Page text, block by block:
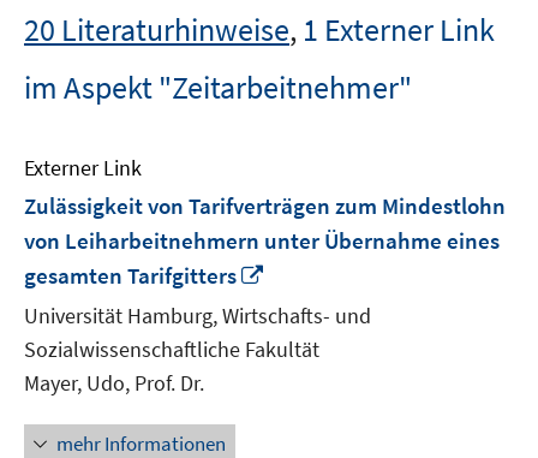
20 Literaturhinweise, 1 Externer Link
im Aspekt "Zeitarbeitnehmer"
Externer Link
Zulässigkeit von Tarifverträgen zum Mindestlohn
von Leiharbeitnehmern unter Übernahme eines
gesamten Tarifgitters
neuem
Fenster
öffnen
Universität Hamburg, Wirtschafts- und
Sozialwissenschaftliche Fakultät
Mayer, Udo, Prof. Dr.
mehr Informationen